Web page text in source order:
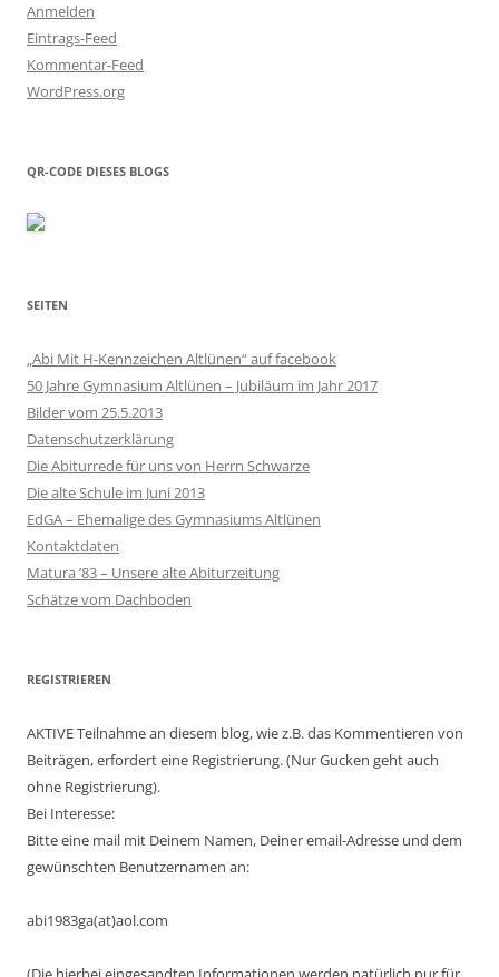
Anmelden
Eintrags-Feed
Kommentar-Feed
WordPress.org
QR-CODE DIESES BLOGS
SEITEN
„Abi Mit H-Kennzeichen Altlünen“ auf facebook
50 Jahre Gymnasium Altlünen – Jubiläum im Jahr 2017
Bilder vom 25.5.2013
Datenschutzerklärung
Die Abiturrede für uns von Herrn Schwarze
Die alte Schule im Juni 2013
EdGA – Ehemalige des Gymnasiums Altlünen
Kontaktdaten
Matura ’83 – Unsere alte Abiturzeitung
Schätze vom Dachboden
REGISTRIEREN
AKTIVE Teilnahme an diesem blog, wie z.B. das Kommentieren von
Beiträgen, erfordert eine Registrierung. (Nur Gucken geht auch
ohne Registrierung).
Bei Interesse:
Bitte eine mail mit Deinem Namen, Deiner email-Adresse und dem
gewünschten Benutzernamen an:
abi1983ga(at)aol.com